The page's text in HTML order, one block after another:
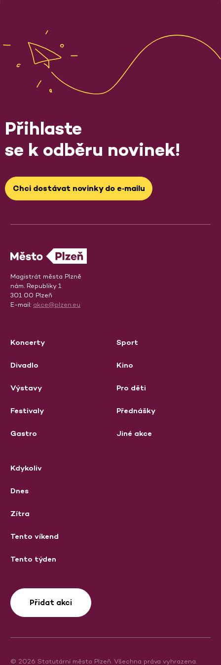
Přihlaste
se k odběru novinek!
Chci dostávat novinky do e‑mailu
Magistrát města Plzně
nám. Republiky 1
301 00 Plzeň
E-mail: akce@plzen.eu
Koncerty
Divadlo
Výstavy
Festivaly
Gastro
Sport
Kino
Pro děti
Přednášky
Jiné akce
Kdykoliv
Dnes
Zítra
Tento víkend
Tento týden
Přidat akci
© 2026 Statutární město Plzeň. Všechna práva vyhrazena.